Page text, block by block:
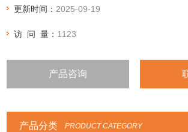
更新时间： 2025-09-19
访 问 量： 1123
产品咨询
产品分类 PRODUCT CATEGORY